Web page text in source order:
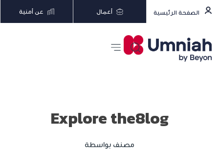
الصفحة الرئيسية أعمال عن أمنية
Explore the8log
مصنف بواسطة